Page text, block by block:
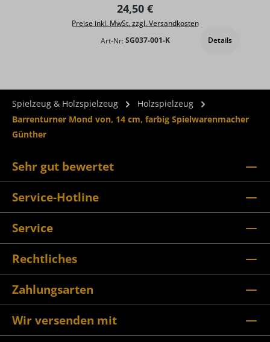
Regulärer Preis:
24,50 €
Preise inkl. MwSt. zzgl. Versandkosten
Art-Nr: SG037-001-K Details
Spielzeug & Holzspielzeug
Holzspielzeug
Barrenturner Mond von, 14 cm, farbig Spielwarenmacher
Günther
Sehr gut bewertet
Service-Hotline
Service
Rechtliches
Zahlungsarten
Wir versenden mit